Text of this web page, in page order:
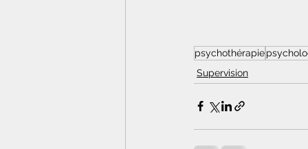
psychothérapie
Supervision